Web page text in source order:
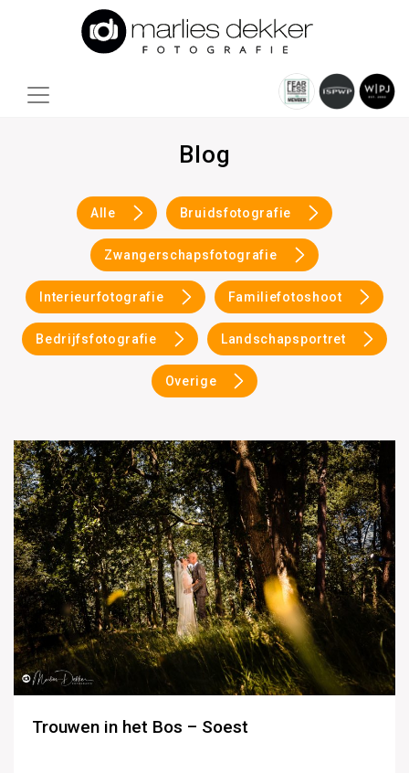
Blog
Alle Bruidsfotografie
Zwangerschapsfotografie
Interieurfotografie Familiefotoshoot
Bedrijfsfotografie Landschapsportret
Overige
Trouwen in het Bos – Soest